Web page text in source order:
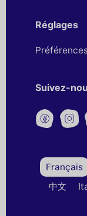
Réglages
Suivez-
Français
中文